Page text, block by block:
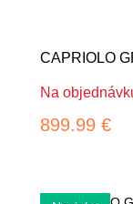
CAPRIOLO
Na
899.99 €